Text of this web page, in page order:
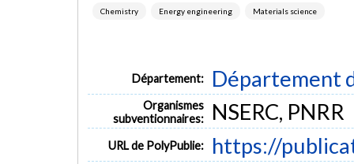
Chemistry Energy engineering Materials science
Département: Département
Organismes
subventionnaires:
NSERC, PNRR
URL de PolyPublie: https://